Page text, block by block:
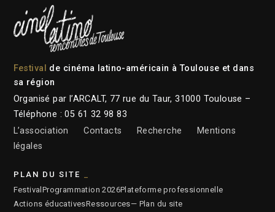
Festival
de cinéma latino-américain à Toulouse et dans
sa région
Organisé par l’ARCALT, 77 rue du Taur, 31000 Toulouse –
Téléphone : 05 61 32 98 83
L’association
Contacts Recherche
Mentions
légales
PLAN DU SITE
Festival Programmation 2026Plateforme professionnelle
Actions éducativesRessources— Plan du site